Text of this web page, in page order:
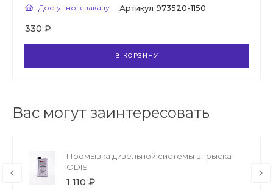
Доступно к заказу Артикул 973520-1150
330 ₽
В КОРЗИНУ
Вас могут заинтересовать
Промывка дизельной системы впрыска
ODIS
1 110 ₽